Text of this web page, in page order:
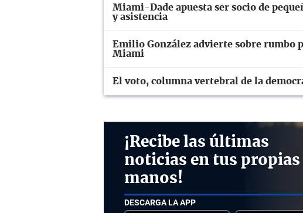
Miami-Dade apuesta ser socio de
y asistencia
Emilio González advierte sobre rumbo
Miami
El voto, columna vertebral de la
¡Recibe las últimas
noticias en tus propias
manos!
DESCARGA LA APP